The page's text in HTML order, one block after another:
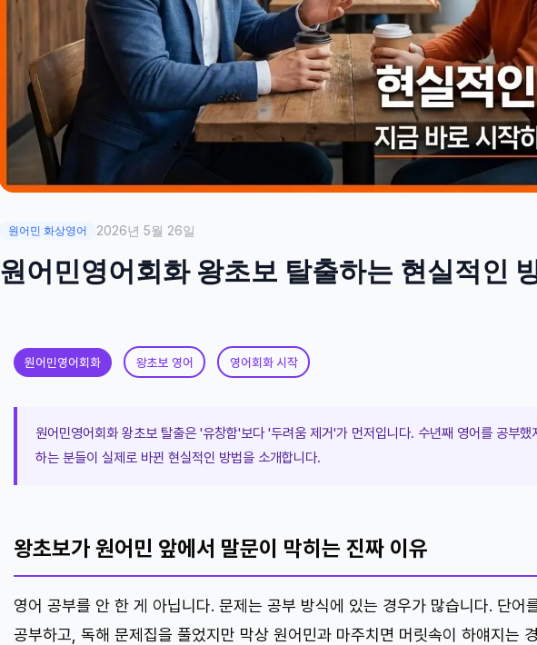
원어민 화상영어 2026년 5월 26일
원어민영어회화 왕초보 탈출하는 현실적인
원어민영어회화 왕초보 영어 영어회화 시작
원어민영어회화 왕초보 탈출은 '유창함'보다 '두려움 제거'가 먼저입니다. 수년째 영어를 공부했
하는 분들이 실제로 바뀐 현실적인 방법을 소개합니다.
왕초보가 원어민 앞에서 말문이 막히는 진짜 이유
영어 공부를 안 한 게 아닙니다. 문제는 공부 방식에 있는 경우가 많습니다. 단어
공부하고, 독해 문제집을 풀었지만 막상 원어민과 마주치면 머릿속이 하얘지는